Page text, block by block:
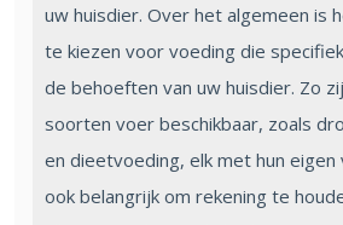
uw huisdier. Over het algemeen is
te kiezen voor voeding die
de behoeften van uw huisdier. Zo
soorten voer beschikbaar, zoals
en dieetvoeding, elk met hun
ook belangrijk om rekening te